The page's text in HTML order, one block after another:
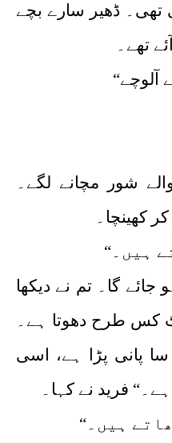
ڈھیر سارے بچے
تھے۔
آلوچے“
شور مچانے لگے۔
کھینچا۔
ہیں۔“
جائے گا۔ تم نے دیکھا
کس طرح دھوتا ہے۔
پانی پڑا ہے، اسی
ہے۔“ فرید نے کہا۔
ہیں۔“